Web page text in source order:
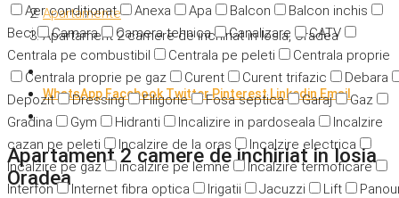
Aer condiționat
Anexa Apa Balcon
Balcon inchis
Beci
Camara Camera tehnica Canalizare
CATV
Centrala pe combustibil
Centrala pe peleti
Centrala proprie
Centrala proprie pe gaz
Curent Curent trifazic
Debara
Depozit
Dressing Filigorie Fosa septica Garaj
Gaz
Gradina
Gym Hidranti Incalizire in pardoseala
Incalzire
cazan pe peleti
Incalzire de la oras
Incalzire electrica
Incalzire pe gaz
incalzire pe lemne
Incalzire termoficare
Interfon
Internet fibra optica Irigatii Jacuzzi Lift
Apartamente
Apartament 2 camere de inchiriat in Iosia, Oradea
WhatsApp Facebook TwitterPinterest Linkedin Email
Apartament 2 camere de inchiriat in Iosia,
Oradea